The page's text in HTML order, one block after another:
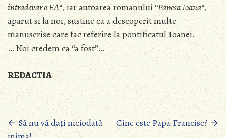
intradevar o EA“, iar autoarea romanului “Papesa Ioana“,
aparut si la noi, sustine ca a descoperit multe
manuscrise care fac referire la pontificatul Ioanei.
… Noi credem ca “a fost”…
REDACTIA
Posts
← Să nu vă dați niciodată
Cine este Papa Francisc? →